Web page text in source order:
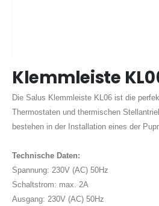
Anfang
der
Bildergalerie
springen
Klemmleiste
Die Salus Klemmleiste KL06 ist die
Thermostaten und thermischen
bestehen in der Installation eines der
Technische Daten:
Spannung: 230V (AC) 50Hz
Schaltstrom: max. 2A
Ausgang: 230V (AC) 50Hz